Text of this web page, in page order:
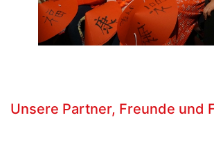
Unsere Partner, Freunde und